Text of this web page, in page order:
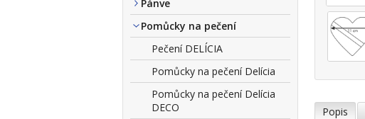
Pánve
Pomůcky na pečení
Pečení DELÍCIA
Pomůcky na pečení Delícia
Pomůcky na pečení Delícia
DECO
Popis